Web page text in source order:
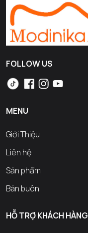
FOLLOW US
MENU
Giới Thiệu
Liên hệ
Sản phẩm
Bán buôn
HỖ TRỢ KHÁCH HÀNG